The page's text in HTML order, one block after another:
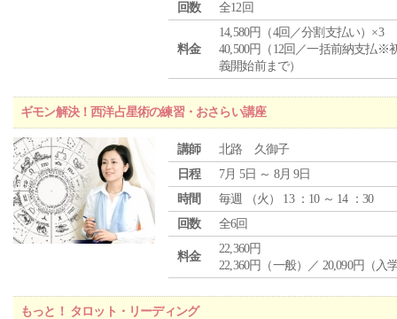
回数
全12回
料金
14,580円（4回／分割支払い）×3
40,500円（12回／一括前納支払※
義開始前まで）
ギモン解決！西洋占星術の練習・おさらい講座
講師
北路 久御子
日程
7月 5日 ～ 8月 9日
時間
毎週 （火 ） 13 ：10 ～ 14 ：30
回数
全6回
料金
22,360円
22,360円（一般）／ 20,090円（入
もっと！ タロット・リーディング